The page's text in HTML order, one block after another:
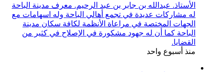
الأستاذ. عبدالله بن جابر بن عبد الرحيم. معرف مدينة الباحة
له مشاركات عديدة في تجمع أهالي الباحة وله اسهامات مع
الجهات المختصة في مراعاة الأنظمة لكافة سكان مدينة
الباحة كما أن له جهود مشكورة في الإصلاح في كثير من
القضايا.
منذ أسبوع واحد